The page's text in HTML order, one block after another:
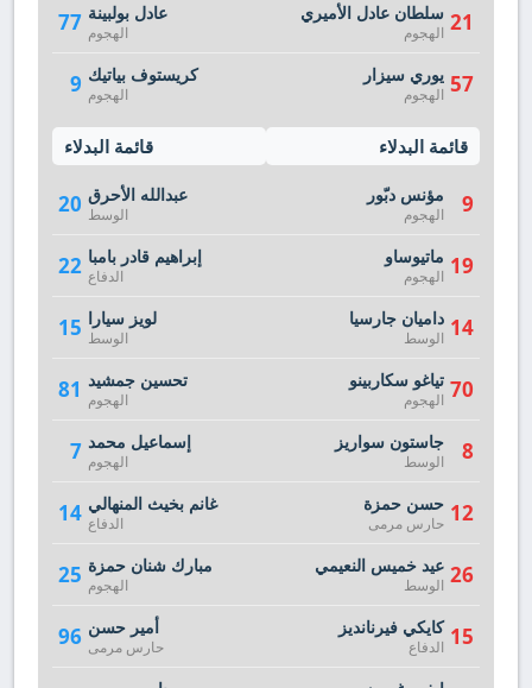
77 عادل بولبينة
الهجوم
9 كريستوف بياتيك
الهجوم
قائمة البدلاء
20 عبدالله الأحرق
الوسط
22 إبراهيم قادر بامبا
الدفاع
15 لويز سيارا
الوسط
81 تحسين جمشيد
الهجوم
7 إسماعيل محمد
الهجوم
14 غانم بخيث المنهالي
الدفاع
25 مبارك شنان حمزة
الهجوم
96 أمير حسن
حارس مرمى
21 سلطان عادل الأميري
الهجوم
57 يوري سيزار
الهجوم
قائمة البدلاء
9 مؤنس دبّور
الهجوم
19 ماتيوساو
الهجوم
14 داميان جارسيا
الوسط
70 تياغو سكاربينو
الهجوم
8 جاستون سواريز
الوسط
12 حسن حمزة
حارس مرمى
26 عيد خميس النعيمي
الوسط
15 كايكي فيرنانديز
الدفاع